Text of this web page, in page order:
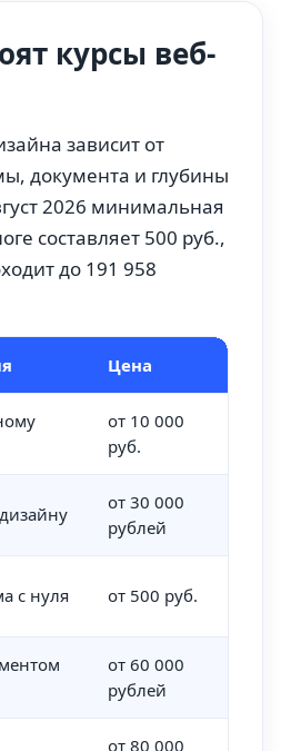
курсы веб-
зависит от
документа и глубины
2026 минимальная
составляет 500 руб.,
до 191 958
Цена
от 10 000
руб.
от 30 000
рублей
с нуля от 500 руб.
от 60 000
рублей
от 80 000